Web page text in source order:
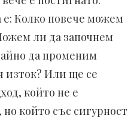
е: Колко повече можем
ли да започнем
да променим
изток? Или ще се
който не е
който със сигурност